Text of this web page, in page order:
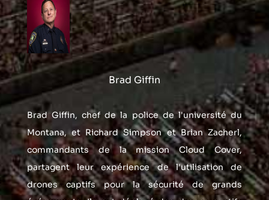
Brad Giffin
Brad Giffin, chef de la police de l'université du
Montana, et Richard Simpson et Brian Zacherl,
commandants de la mission Cloud Cover,
partagent leur expérience de l'utilisation de
drones captifs pour la sécurité de grands